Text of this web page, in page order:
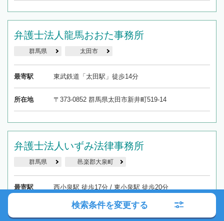
弁護士法人龍馬おおた事務所
群馬県 太田市
最寄駅 東武鉄道「太田駅」徒歩14分
所在地 〒373-0852 群馬県太田市新井町519-14
弁護士法人いずみ法律事務所
群馬県 邑楽郡大泉町
最寄駅 西小泉駅 徒歩17分 / 東小泉駅 徒歩20分
〒370-0516 群馬県邑楽郡大泉町中央2-9-2
検索条件を変更する